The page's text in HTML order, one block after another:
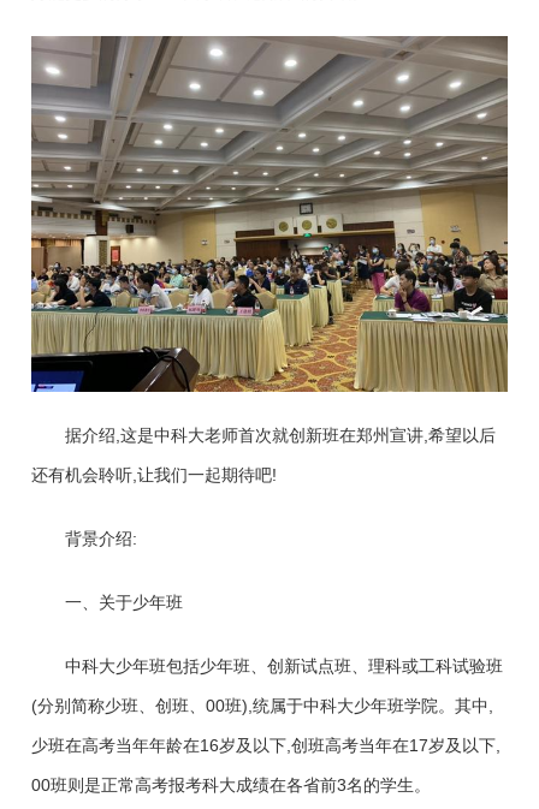
据介绍,这是中科大老师首次就创新班在郑州宣讲,希望以后
还有机会聆听,让我们一起期待吧!
背景介绍:
一、关于少年班
中科大少年班包括少年班、创新试点班、理科或工科试验班
(分别简称少班、创班、00班),统属于中科大少年班学院。其中,
少班在高考当年年龄在16岁及以下,创班高考当年在17岁及以下,
00班则是正常高考报考科大成绩在各省前3名的学生。